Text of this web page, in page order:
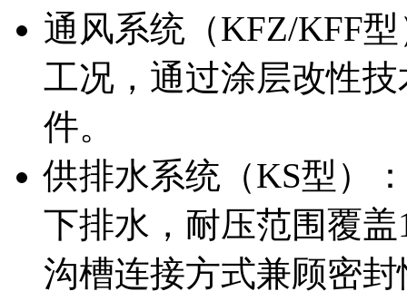
通风系统（KFZ/KFF
工况，通过涂层改性
件。
供排水系统（KS型）‍
下排水，耐压范围覆
沟槽连接方式兼顾密